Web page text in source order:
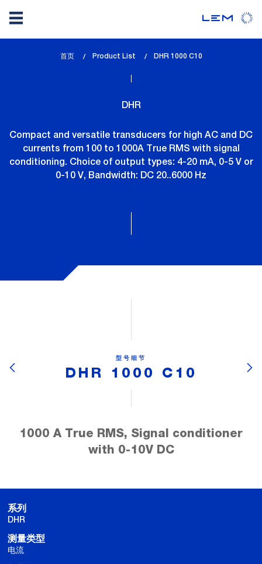
首页 Product List
lem_current_page
DHR 1000 C10
DHR
Compact and versatile transducers for high AC and DC
currents from 100 to 1000A True RMS with signal
conditioning. Choice of output types: 4-20 mA, 0-5 V or
0-10 V, Bandwidth: DC 20..6000 Hz
型号细节
DHR 1000 C10
1000 A True RMS, Signal conditioner
with 0-10V DC
系列
DHR
测量类型
电流